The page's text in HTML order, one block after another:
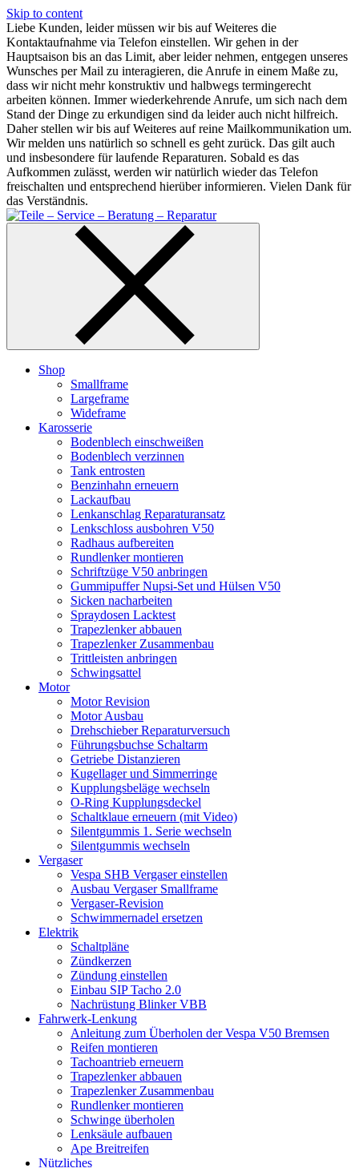
Skip to content
Liebe Kunden, leider müssen wir bis auf Weiteres die
Kontaktaufnahme via Telefon einstellen. Wir gehen in der
Hauptsaison bis an das Limit, aber leider nehmen, entgegen unseres
Wunsches per Mail zu interagieren, die Anrufe in einem Maße zu,
dass wir nicht mehr konstruktiv und halbwegs termingerecht
arbeiten können. Immer wiederkehrende Anrufe, um sich nach dem
Stand der Dinge zu erkundigen sind da leider auch nicht hilfreich.
Daher stellen wir bis auf Weiteres auf reine Mailkommunikation um.
Wir melden uns natürlich so schnell es geht zurück. Das gilt auch
und insbesondere für laufende Reparaturen. Sobald es das
Aufkommen zulässt, werden wir natürlich wieder das Telefon
freischalten und entsprechend hierüber informieren. Vielen Dank für
das Verständnis.
Shop
Smallframe
Largeframe
Wideframe
Karosserie
Bodenblech einschweißen
Bodenblech verzinnen
Tank entrosten
Benzinhahn erneuern
Lackaufbau
Lenkanschlag Reparaturansatz
Lenkschloss ausbohren V50
Radhaus aufbereiten
Rundlenker montieren
Schriftzüge V50 anbringen
Gummipuffer Nupsi-Set und Hülsen V50
Sicken nacharbeiten
Spraydosen Lacktest
Trapezlenker abbauen
Trapezlenker Zusammenbau
Trittleisten anbringen
Schwingsattel
Motor
Motor Revision
Motor Ausbau
Drehschieber Reparaturversuch
Führungsbuchse Schaltarm
Getriebe Distanzieren
Kugellager und Simmerringe
Kupplungsbeläge wechseln
O-Ring Kupplungsdeckel
Schaltklaue erneuern (mit Video)
Silentgummis 1. Serie wechseln
Silentgummis wechseln
Vergaser
Vespa SHB Vergaser einstellen
Ausbau Vergaser Smallframe
Vergaser-Revision
Schwimmernadel ersetzen
Elektrik
Schaltpläne
Zündkerzen
Zündung einstellen
Einbau SIP Tacho 2.0
Nachrüstung Blinker VBB
Fahrwerk-Lenkung
Anleitung zum Überholen der Vespa V50 Bremsen
Reifen montieren
Tachoantrieb erneuern
Trapezlenker abbauen
Trapezlenker Zusammenbau
Rundlenker montieren
Schwinge überholen
Lenksäule aufbauen
Ape Breitreifen
Nützliches